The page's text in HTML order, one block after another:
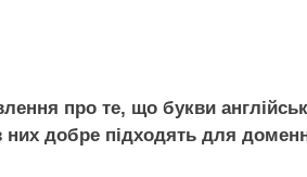
про те, що букви
них добре підходять для